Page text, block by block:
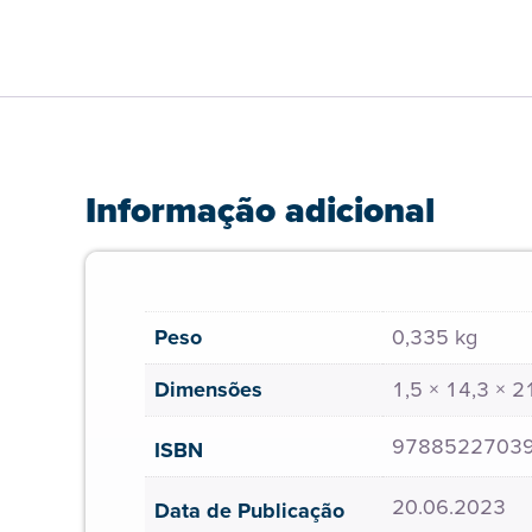
Informação adicional
Peso
0,335 kg
Dimensões
1,5 × 14,3 ×
ISBN
Data de Publicação 20.06.2023